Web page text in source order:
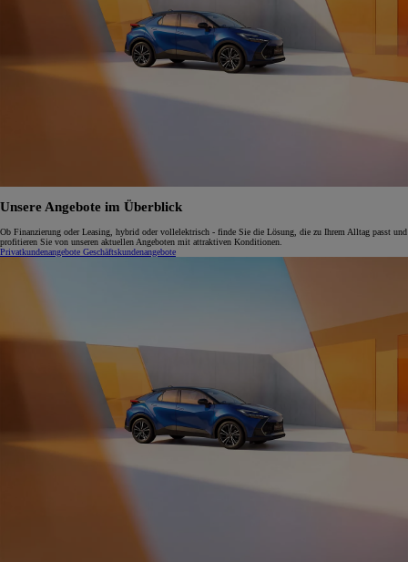
Unsere Angebote im Überblick
Ob Finanzierung oder Leasing, hybrid oder vollelektrisch - finde Sie die Lösung, die zu Ihrem Alltag passt und
profitieren Sie von unseren aktuellen Angeboten mit attraktiven Konditionen.
Privatkundenangebote Geschäftskundenangebote